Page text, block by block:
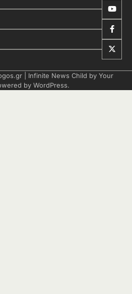
| Infinite News Child by Your
by WordPress.